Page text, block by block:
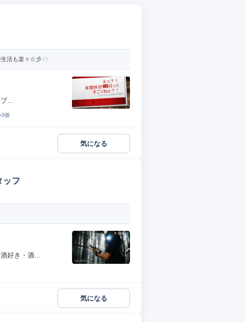
生活も楽々☆彡
...
個
気になる
ッフ
好き・酒...
気になる